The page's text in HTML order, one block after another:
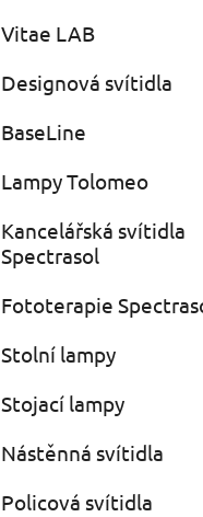
Vitae LAB
Designová svítidla
BaseLine
Lampy Tolomeo
Kancelářská svítidla
Spectrasol
Fototerapie
Stolní lampy
Stojací lampy
Nástěnná svítidla
Policová svítidla